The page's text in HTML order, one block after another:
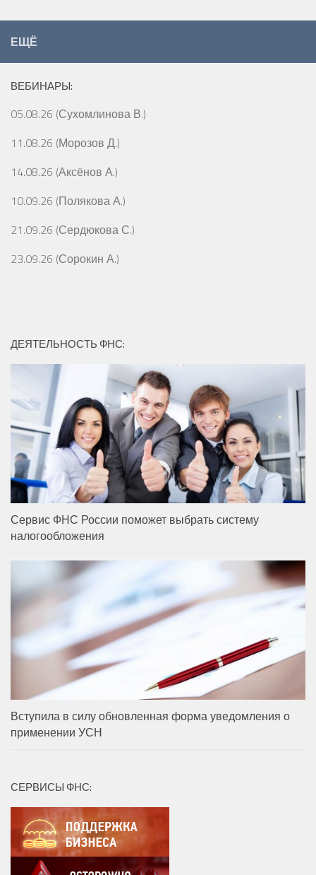
ЕЩЁ
ВЕБИНАРЫ:
05.08.26 (Сухомлинова В.)
11.08.26 (Морозов Д.)
14.08.26 (Аксёнов А.)
10.09.26 (Полякова А.)
21.09.26 (Сердюкова С.)
23.09.26 (Сорокин А.)
ДЕЯТЕЛЬНОСТЬ ФНС:
Сервис ФНС России поможет выбрать систему
налогообложения
Вступила в силу обновленная форма уведомления о
применении УСН
СЕРВИСЫ ФНС: